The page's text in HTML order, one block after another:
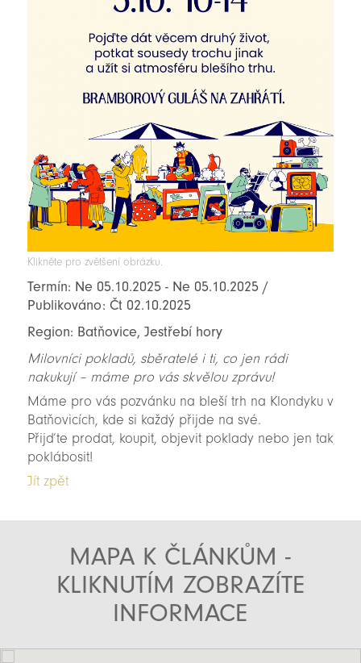
Klikněte pro zvětšení obrázku.
Termín: Ne 05.10.2025 - Ne 05.10.2025 /
Publikováno: Čt 02.10.2025
Region: Batňovice, Jestřebí hory
Milovníci pokladů, sběratelé i ti, co jen rádi
nakukují – máme pro vás skvělou zprávu!
Máme pro vás pozvánku na bleší trh na Klondyku v
Batňovicích, kde si každý přijde na své.
Přijďte prodat, koupit, objevit poklady nebo jen tak
poklábosit!
Jít zpět
MAPA K ČLÁNKŮM -
KLIKNUTÍM ZOBRAZÍTE
INFORMACE